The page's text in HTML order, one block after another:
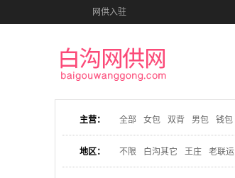
网供入驻
主营： 全部 女包 双背 男包 钱包
地区： 不限 白沟其它 王庄 老联运